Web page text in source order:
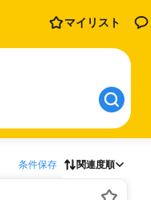
マイリスト
条件保存 関連度順